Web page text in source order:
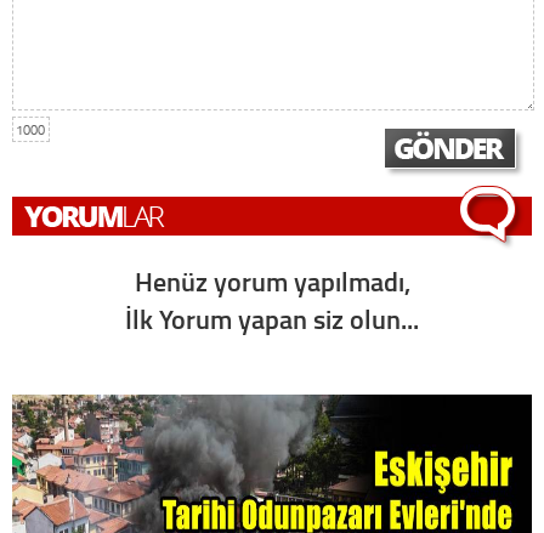
1000
Henüz yorum yapılmadı,
İlk Yorum yapan siz olun...